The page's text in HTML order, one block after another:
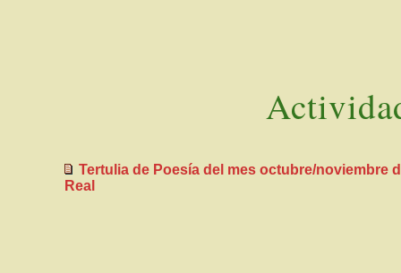
Tertulia de Poesía del mes octubre/noviembre
Real